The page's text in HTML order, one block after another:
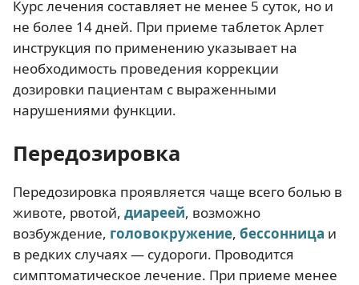
Курс лечения составляет не менее 5 суток, но и
не более 14 дней. При приеме таблеток Арлет
инструкция по применению указывает на
необходимость проведения коррекции
дозировки пациентам с выраженными
нарушениями функции.
Передозировка
Передозировка проявляется чаще всего болью в
животе, рвотой, диареей, возможно
возбуждение, головокружение, бессонница и
в редких случаях — судороги. Проводится
симптоматическое лечение. При приеме менее